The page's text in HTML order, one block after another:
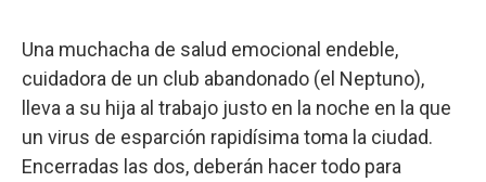
Una muchacha de salud emocional endeble,
cuidadora de un club abandonado (el Neptuno),
lleva a su hija al trabajo justo en la noche en la que
un virus de esparción rapidísima toma la ciudad.
Encerradas las dos, deberán hacer todo para